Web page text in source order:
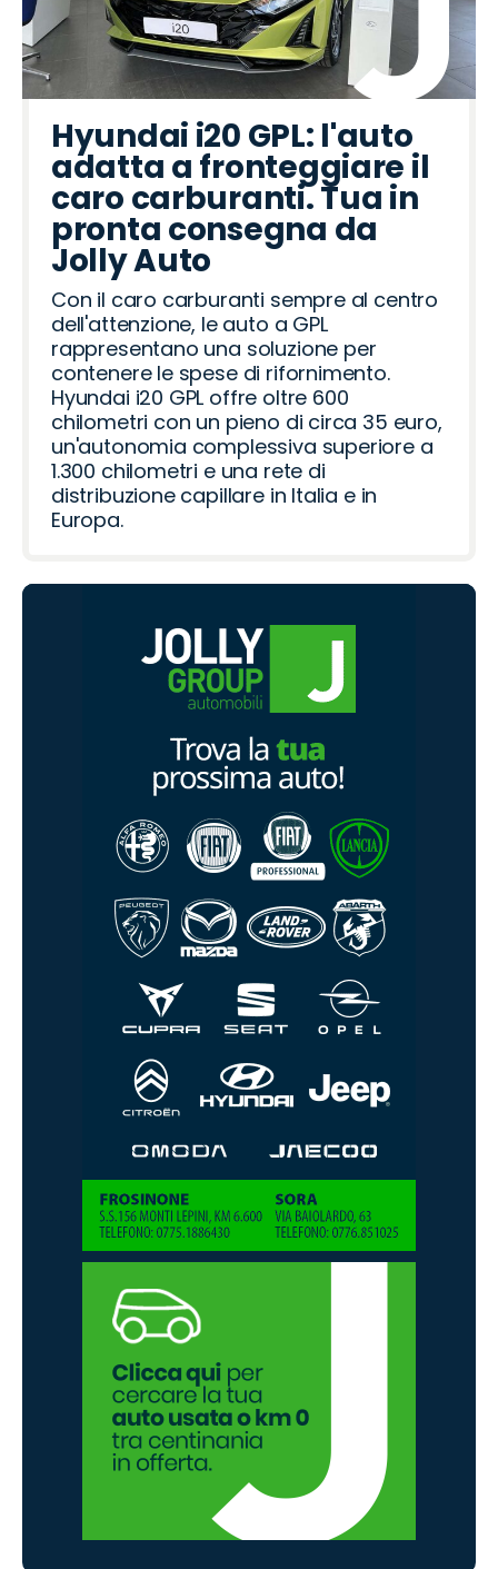
Hyundai i20 GPL: l'auto
adatta a fronteggiare il
caro carburanti. Tua in
pronta consegna da
Jolly Auto
Con il caro carburanti sempre al centro
dell'attenzione, le auto a GPL
rappresentano una soluzione per
contenere le spese di rifornimento.
Hyundai i20 GPL offre oltre 600
chilometri con un pieno di circa 35 euro,
un'autonomia complessiva superiore a
1.300 chilometri e una rete di
distribuzione capillare in Italia e in
Europa.